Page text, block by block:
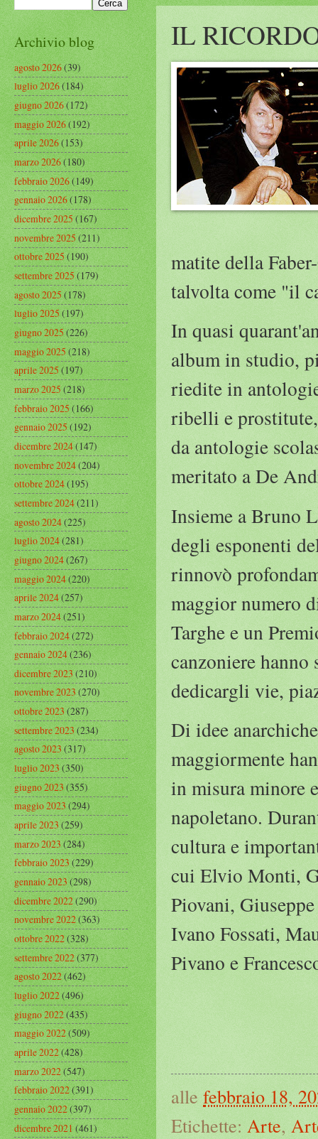
IL
matite della
talvolta come "il
In quasi
album in studio,
riedite in
ribelli e
da antologie
meritato a De
Insieme a Bruno
degli esponenti
rinnovò
maggior numero
Targhe e un
canzoniere
dedicargli vie,
Di idee
maggiormente
in misura minore
napoletano.
cultura e
cui Elvio Monti,
Piovani,
Ivano Fossati,
Pivano e
alle febbraio 18,
Etichette: Arte,
Archivio blog
agosto 2026(39)
luglio 2026(184)
giugno 2026(172)
maggio 2026(192)
aprile 2026(153)
marzo 2026(180)
febbraio 2026(149)
gennaio 2026(178)
dicembre 2025(167)
novembre 2025(211)
ottobre 2025(190)
settembre 2025(179)
agosto 2025(178)
luglio 2025(197)
giugno 2025(226)
maggio 2025(218)
aprile 2025(197)
marzo 2025(218)
febbraio 2025(166)
gennaio 2025(192)
dicembre 2024(147)
novembre 2024(204)
ottobre 2024(195)
settembre 2024(211)
agosto 2024(225)
luglio 2024(281)
giugno 2024(267)
maggio 2024(220)
aprile 2024(257)
marzo 2024(251)
febbraio 2024(272)
gennaio 2024(236)
dicembre 2023(210)
novembre 2023(270)
ottobre 2023(287)
settembre 2023(234)
agosto 2023(317)
luglio 2023(350)
giugno 2023(355)
maggio 2023(294)
aprile 2023(259)
marzo 2023(284)
febbraio 2023(229)
gennaio 2023(298)
dicembre 2022(290)
novembre 2022(363)
ottobre 2022(328)
settembre 2022(377)
agosto 2022(462)
luglio 2022(496)
giugno 2022(435)
maggio 2022(509)
aprile 2022(428)
marzo 2022(547)
febbraio 2022(391)
gennaio 2022(397)
dicembre 2021(461)